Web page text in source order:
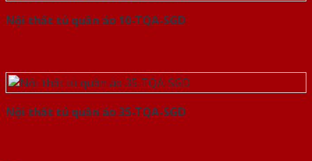
Nội thất tủ quần áo 10-TQA-SGD
Nội thất tủ quần áo 35-TQA-SGD